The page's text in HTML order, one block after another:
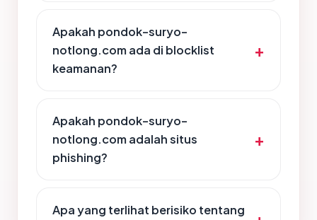
Apakah pondok-suryo-
notlong.com ada di blocklist
keamanan?
Apakah pondok-suryo-
notlong.com adalah situs
phishing?
Apa yang terlihat berisiko tentang